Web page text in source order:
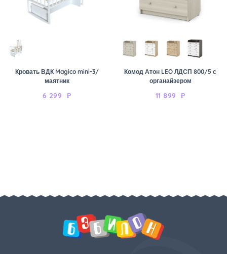
Кровать ВДК Magico mini-3/
маятник
6 299 ₽
Комод Атон LEO ЛДСП 800/5 с
органайзером
11 899 ₽